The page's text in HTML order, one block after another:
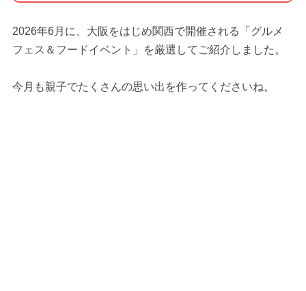
2026年6月に、大阪をはじめ関西で開催される「グルメ
フェス＆フードイベント」を厳選してご紹介しました。
今月も親子でたくさんの思い出を作ってくださいね。